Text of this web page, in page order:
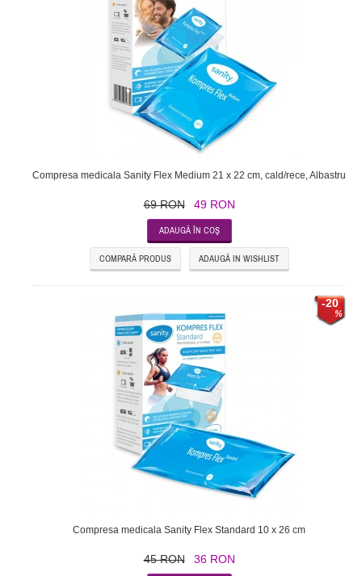
Compresa medicala Sanity Flex Medium 21 x 22 cm, cald/rece, Albastru
69 RON 49 RON
COMPARĂ PRODUS ADAUGĂ IN WISHLIST
-20
Compresa medicala Sanity Flex Standard 10 x 26 cm
45 RON 36 RON